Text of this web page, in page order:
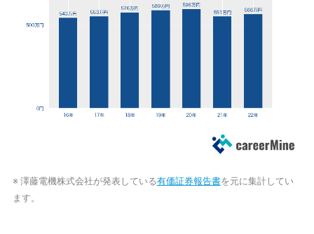
※ 澤藤電機株式会社が発表している有価証券報告書を元に集計してい
ます。